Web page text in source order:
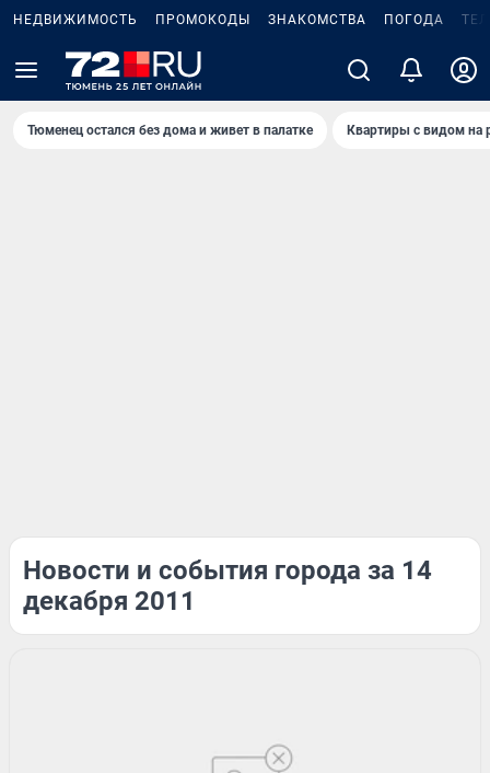
НЕДВИЖИМОСТЬ ПРОМОКОДЫ ЗНАКОМСТВА ПОГОДА
Тюменец остался без дома и живет в палатке Квартиры с видом на
Новости и события города за 14
декабря 2011